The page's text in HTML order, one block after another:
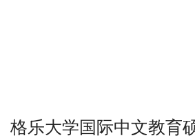
格乐大学国际中文教育